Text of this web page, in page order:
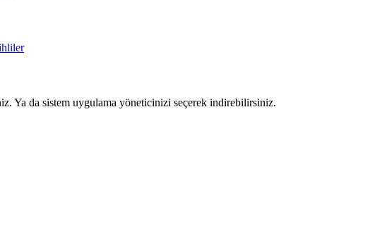
Ya da sistem uygulama yöneticinizi seçerek indirebilirsiniz.